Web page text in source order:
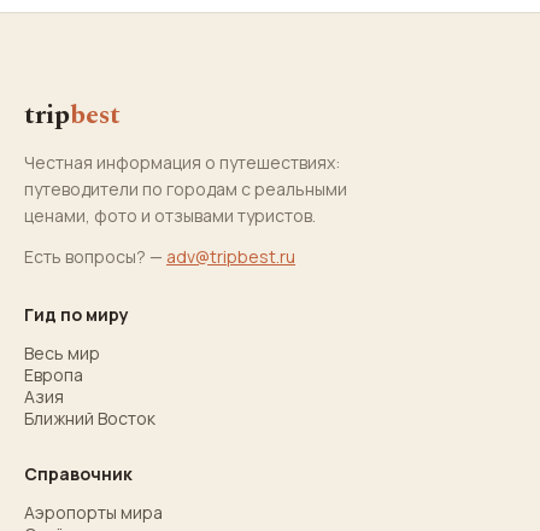
tripbest
Честная информация о путешествиях:
путеводители по городам с реальными
ценами, фото и отзывами туристов.
Есть вопросы? — adv@tripbest.ru
Гид по миру
Весь мир
Европа
Азия
Ближний Восток
Справочник
Аэропорты мира